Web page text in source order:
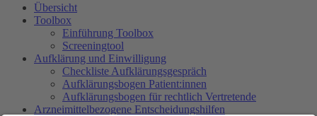
Übersicht
Toolbox
Einführung Toolbox
Screeningtool
Aufklärung und Einwilligung
Checkliste Aufklärungsgespräch
Aufklärungsbogen Patient:innen
Aufklärungsbogen für rechtlich Vertretende
Arzneimittelbezogene Entscheidungshilfen